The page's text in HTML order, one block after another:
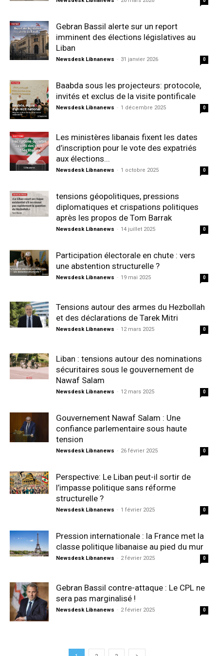
Gebran Bassil alerte sur un report
imminent des élections législatives au
Liban
Newsdesk Libnanews - 31 janvier 2026 0
Baabda sous les projecteurs: protocole,
invités et exclus de la visite pontificale
Newsdesk Libnanews - 1 décembre 2025 0
Les ministères libanais fixent les dates
d’inscription pour le vote des expatriés
aux élections...
Newsdesk Libnanews - 1 octobre 2025 0
tensions géopolitiques, pressions
diplomatiques et crispations politiques
après les propos de Tom Barrak
Newsdesk Libnanews - 14 juillet 2025 0
Participation électorale en chute : vers
une abstention structurelle ?
Newsdesk Libnanews - 19 mai 2025 0
Tensions autour des armes du Hezbollah
et des déclarations de Tarek Mitri
Newsdesk Libnanews - 12 mars 2025 0
Liban : tensions autour des nominations
sécuritaires sous le gouvernement de
Nawaf Salam
Newsdesk Libnanews - 12 mars 2025 0
Gouvernement Nawaf Salam : Une
confiance parlementaire sous haute
tension
Newsdesk Libnanews - 26 février 2025 0
Perspective: Le Liban peut-il sortir de
l’impasse politique sans réforme
structurelle ?
Newsdesk Libnanews - 1 février 2025 0
Pression internationale : la France met la
classe politique libanaise au pied du mur
Newsdesk Libnanews - 2 février 2025 0
Gebran Bassil contre-attaque : Le CPL ne
sera pas marginalisé !
Newsdesk Libnanews - 2 février 2025 0